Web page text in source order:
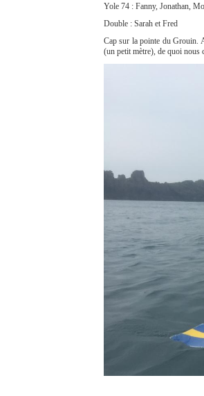
Yole 74 : Fanny, Jonathan,
Double : Sarah et Fred
Cap sur la pointe du Grouin.
(un petit mètre), de quoi nous